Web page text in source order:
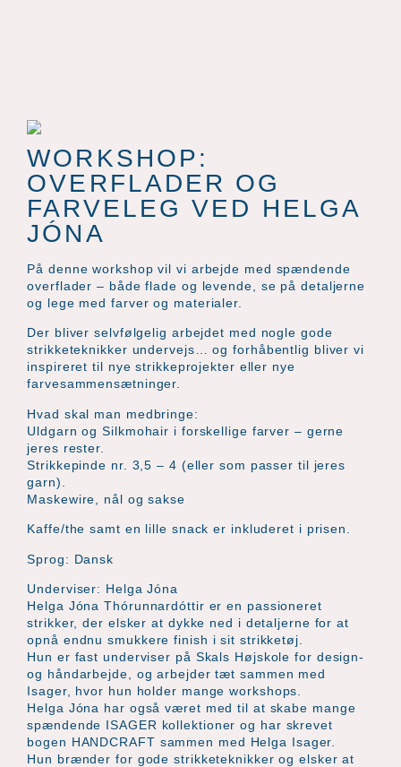
WORKSHOP:
OVERFLADER OG
FARVELEG VED HELGA
JÓNA
På denne workshop vil vi arbejde med spændende
overflader – både flade og levende, se på detaljerne
og lege med farver og materialer.
Der bliver selvfølgelig arbejdet med nogle gode
strikketeknikker undervejs… og forhåbentlig bliver vi
inspireret til nye strikkeprojekter eller nye
farvesammensætninger.
Hvad skal man medbringe:
Uldgarn og Silkmohair i forskellige farver – gerne
jeres rester.
Strikkepinde nr. 3,5 – 4 (eller som passer til jeres
garn).
Maskewire, nål og sakse
Kaffe/the samt en lille snack er inkluderet i prisen.
Sprog: Dansk
Underviser: Helga Jóna
Helga Jóna Thórunnardóttir er en passioneret
strikker, der elsker at dykke ned i detaljerne for at
opnå endnu smukkere finish i sit strikketøj.
Hun er fast underviser på Skals Højskole for design-
og håndarbejde, og arbejder tæt sammen med
Isager, hvor hun holder mange workshops.
Helga Jóna har også været med til at skabe mange
spændende ISAGER kollektioner og har skrevet
bogen HANDCRAFT sammen med Helga Isager.
Hun brænder for gode strikketeknikker og elsker at